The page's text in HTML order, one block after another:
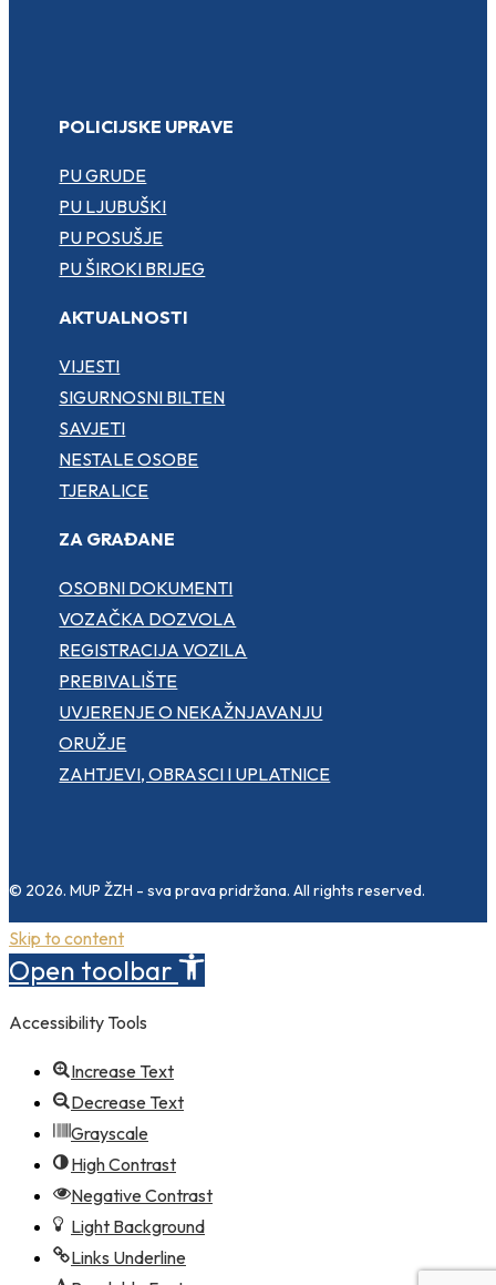
POLICIJSKE UPRAVE
PU GRUDE
PU LJUBUŠKI
PU POSUŠJE
PU ŠIROKI BRIJEG
AKTUALNOSTI
VIJESTI
SIGURNOSNI BILTEN
SAVJETI
NESTALE OSOBE
TJERALICE
ZA GRAĐANE
OSOBNI DOKUMENTI
VOZAČKA DOZVOLA
REGISTRACIJA VOZILA
PREBIVALIŠTE
UVJERENJE O NEKAŽNJAVANJU
ORUŽJE
ZAHTJEVI, OBRASCI I UPLATNICE
© 2026. MUP ŽZH - sva prava pridržana. All rights reserved.
Skip to content
Open toolbar
Accessibility Tools
Increase Text
Decrease Text
Grayscale
High Contrast
Negative Contrast
Light Background
Links Underline